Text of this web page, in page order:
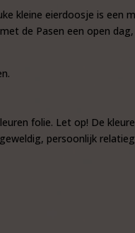
kleine eierdoosje is een
de Pasen een open
folie. Let op! De
persoonlijk